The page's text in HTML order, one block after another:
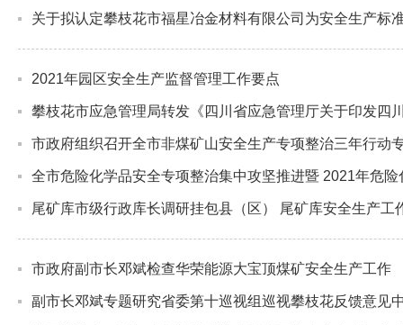
关于拟认定攀枝花市福星冶金材料有限公司为安全生产标
2021年园区安全生产监督管理工作要点
攀枝花市应急管理局转发《四川省应急管理厅关于印发四
市政府组织召开全市非煤矿山安全生产专项整治三年行动
全市危险化学品安全专项整治集中攻坚推进暨 2021年危
尾矿库市级行政库长调研挂包县（区） 尾矿库安全生产工
市政府副市长邓斌检查华荣能源大宝顶煤矿安全生产工作
副市长邓斌专题研究省委第十巡视组巡视攀枝花反馈意见